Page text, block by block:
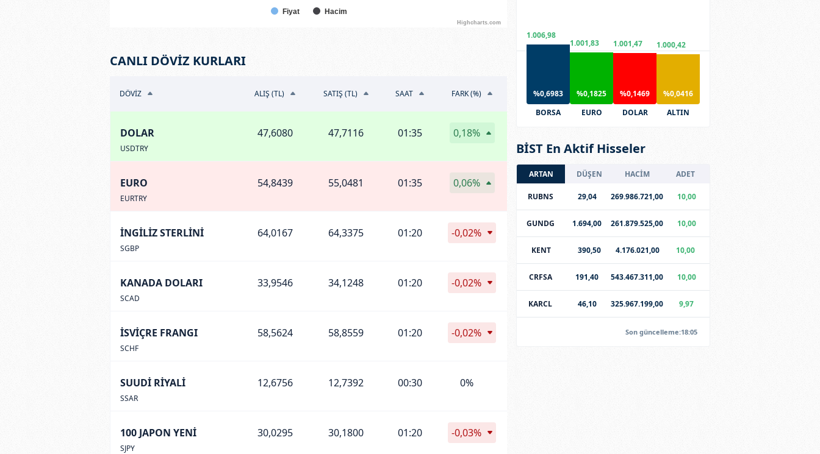
Fiyat Hacim
Highcharts.com
CANLI DÖVİZ KURLARI
DÖVİZ ALIŞ (TL) SATIŞ (TL) SAAT FARK (%)
DOLAR
USDTRY
47,6080 47,7116 01:35 0,18%
EURO
EURTRY
54,8439 55,0481 01:35 0,06%
İNGİLİZ STERLİNİ
SGBP
64,0167 64,3375 01:20 -0,02%
KANADA DOLARI
SCAD
33,9546 34,1248 01:20 -0,02%
İSVİÇRE FRANGI
SCHF
58,5624 58,8559 01:20 -0,02%
SUUDİ RİYALİ
SSAR
12,6756 12,7392 00:30 0%
100 JAPON YENİ
SJPY
30,0295 30,1800 01:20 -0,03%
1.006,98
%0,6983
BORSA
1.001,83
%0,1825
EURO
1.001,47
%0,1469
DOLAR
1.000,42
%0,0416
ALTIN
BİST En Aktif Hisseler
ARTAN DÜŞEN HACİM ADET
RUBNS 29,04 269.986.721,00 10,00
GUNDG 1.694,00 261.879.525,00 10,00
KENT 390,50 4.176.021,00 10,00
CRFSA 191,40 543.467.311,00 10,00
KARCL 46,10 325.967.199,00 9,97
Son güncelleme:18:05